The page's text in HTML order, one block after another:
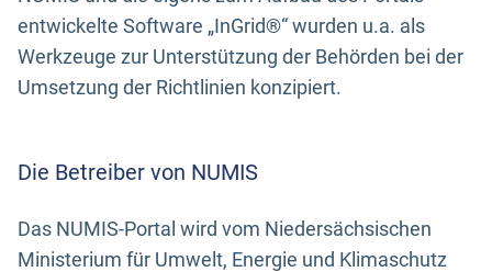
entwickelte Software „InGrid®“ wurden u.a. als
Werkzeuge zur Unterstützung der Behörden bei der
Umsetzung der Richtlinien konzipiert.
Die Betreiber von NUMIS
Das NUMIS-Portal wird vom Niedersächsischen
Ministerium für Umwelt, Energie und Klimaschutz